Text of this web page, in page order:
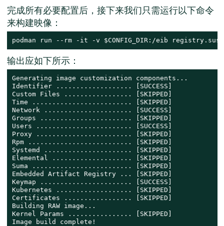
完成所有必要配置后，接下来我们只需运行以下命令
来构建映像：
podman run --rm -it -v $CONFIG_DIR:/eib
输出应如下所示：
Generating image customization components...
Identifier ................... [SUCCESS]
Custom Files ................. [SKIPPED]
Time ......................... [SKIPPED]
Network ...................... [SUCCESS]
Groups ....................... [SKIPPED]
Users ........................ [SUCCESS]
Proxy ........................ [SKIPPED]
Rpm .......................... [SKIPPED]
Systemd ...................... [SKIPPED]
Elemental .................... [SKIPPED]
Suma ......................... [SKIPPED]
Embedded Artifact Registry ... [SKIPPED]
Keymap ....................... [SUCCESS]
Kubernetes ................... [SKIPPED]
Certificates ................. [SKIPPED]
Building RAW image...
Kernel Params ................ [SKIPPED]
Image build complete!